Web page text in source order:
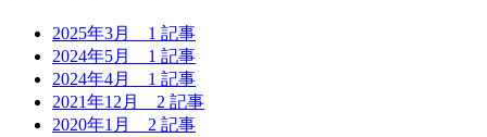
2025年3月 1 記事
2024年5月 1 記事
2024年4月 1 記事
2021年12月 2 記事
2020年1月 2 記事